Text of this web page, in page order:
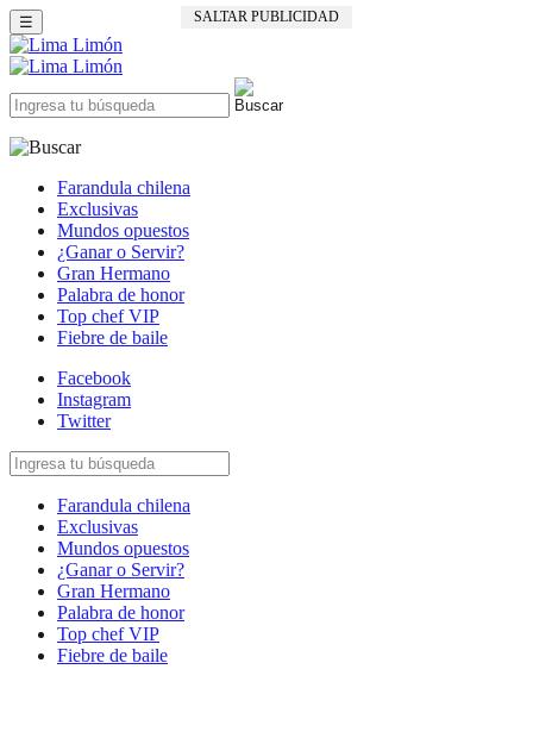
SALTAR PUBLICIDAD
☰
Farandula chilena
Exclusivas
Mundos opuestos
¿Ganar o Servir?
Gran Hermano
Palabra de honor
Top chef VIP
Fiebre de baile
Facebook
Instagram
Twitter
Farandula chilena
Exclusivas
Mundos opuestos
¿Ganar o Servir?
Gran Hermano
Palabra de honor
Top chef VIP
Fiebre de baile